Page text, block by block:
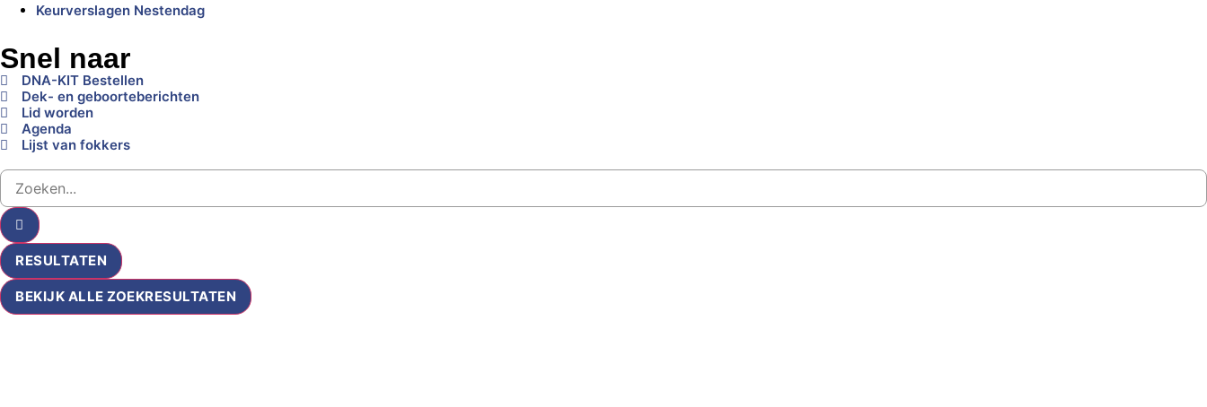
Keurverslagen Nestendag
Snel naar
DNA-KIT Bestellen
Dek- en geboorteberichten
Lid worden
Agenda
Lijst van fokkers
RESULTATEN
BEKIJK ALLE ZOEKRESULTATEN